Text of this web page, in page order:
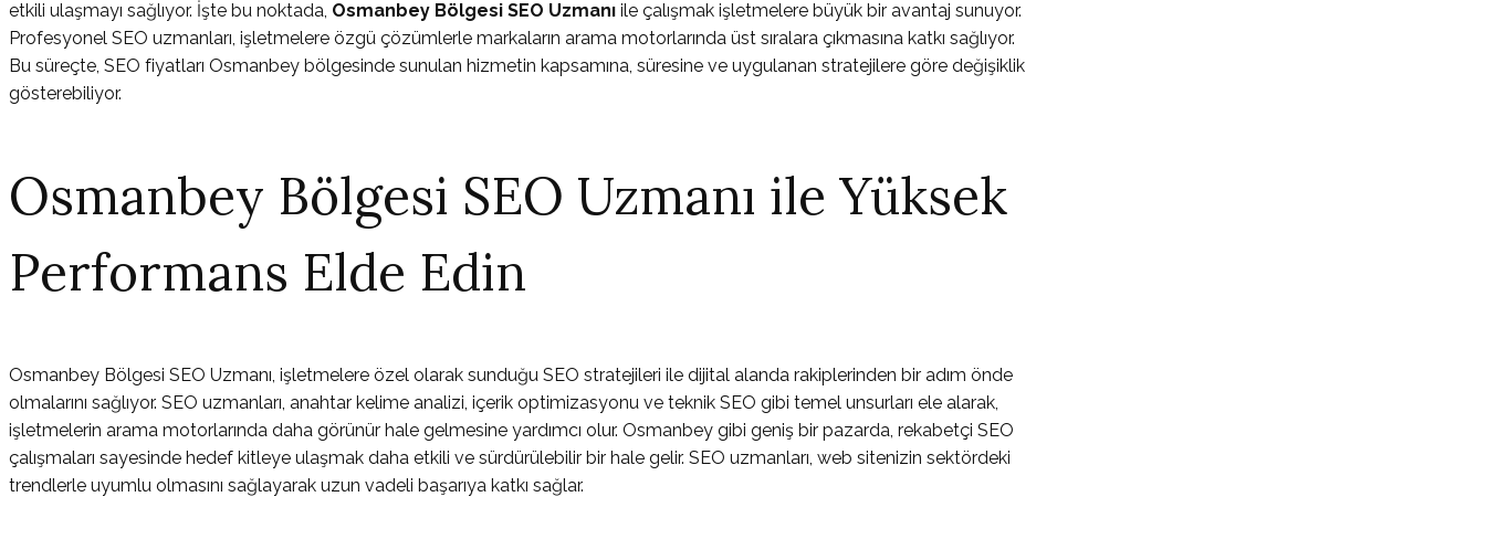
etkili ulaşmayı sağlıyor. İşte bu noktada, Osmanbey Bölgesi SEO Uzmanı ile çalışmak işletmelere büyük bir avantaj sunuyor.
Profesyonel SEO uzmanları, işletmelere özgü çözümlerle markaların arama motorlarında üst sıralara çıkmasına katkı sağlıyor.
Bu süreçte, SEO fiyatları Osmanbey bölgesinde sunulan hizmetin kapsamına, süresine ve uygulanan stratejilere göre değişiklik
gösterebiliyor.
Osmanbey Bölgesi SEO Uzmanı ile Yüksek
Performans Elde Edin
Osmanbey Bölgesi SEO Uzmanı, işletmelere özel olarak sunduğu SEO stratejileri ile dijital alanda rakiplerinden bir adım önde
olmalarını sağlıyor. SEO uzmanları, anahtar kelime analizi, içerik optimizasyonu ve teknik SEO gibi temel unsurları ele alarak,
işletmelerin arama motorlarında daha görünür hale gelmesine yardımcı olur. Osmanbey gibi geniş bir pazarda, rekabetçi SEO
çalışmaları sayesinde hedef kitleye ulaşmak daha etkili ve sürdürülebilir bir hale gelir. SEO uzmanları, web sitenizin sektördeki
trendlerle uyumlu olmasını sağlayarak uzun vadeli başarıya katkı sağlar.